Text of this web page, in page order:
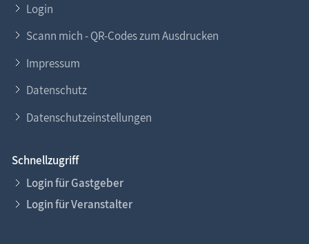
Login
Scann mich - QR-Codes zum Ausdrucken
Impressum
Datenschutz
Datenschutzeinstellungen
Schnellzugriff
Login für Gastgeber
Login für Veranstalter